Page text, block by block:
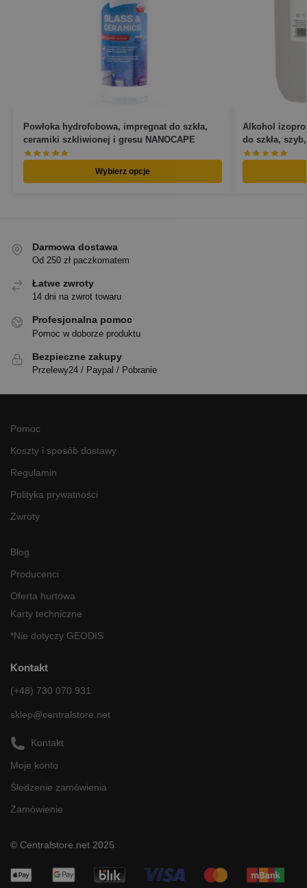
Powłoka hydrofobowa, impregnat do szkła,
ceramiki szkliwionej i gresu NANOCAPE
Wybierz opcje
Alkohol
do szkła,
Darmowa dostawa
Od 250 zł paczkomatem
Łatwe zwroty
14 dni na zwrot towaru
Profesjonalna pomoc
Pomoc w doborze produktu
Bezpieczne zakupy
Przelewy24 / Paypal / Pobranie
Pomoc
Koszty i sposób dostawy
Regulamin
Polityka prywatności
Zwroty
Blog
Producenci
Oferta hurtowa
Karty techniczne
*Nie dotyczy GEODIS
Kontakt
(+48) 730 070 931
sklep@centralstore.net
Kontakt
Moje konto
Śledzenie zamówienia
Zamówienie
© Centralstore.net 2025